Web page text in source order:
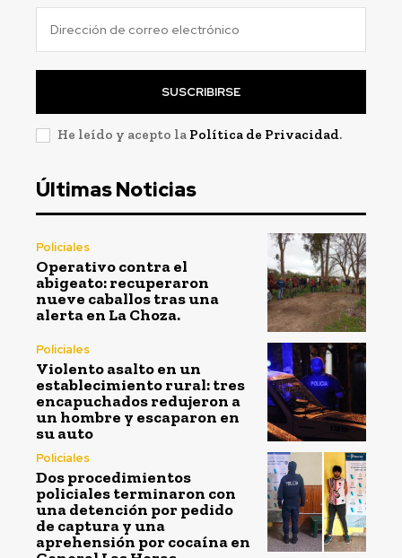
SUSCRIBIRSE
He leído y acepto la Política de Privacidad.
Últimas Noticias
Policiales
Operativo contra el
abigeato: recuperaron
nueve caballos tras una
alerta en La Choza.
Policiales
Violento asalto en un
establecimiento rural: tres
encapuchados redujeron a
un hombre y escaparon en
su auto
Policiales
Dos procedimientos
policiales terminaron con
una detención por pedido
de captura y una
aprehensión por cocaína en